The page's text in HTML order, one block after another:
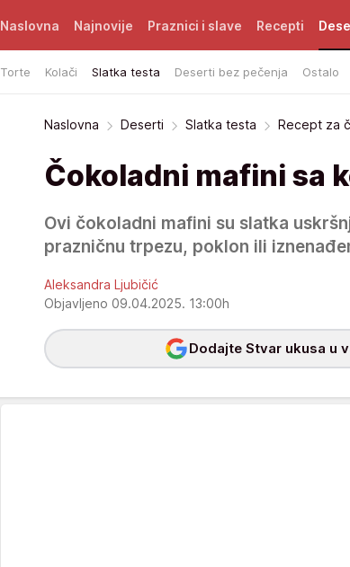
Naslovna Najnovije Praznici i slave Recepti
Torte Kolači Slatka testa Deserti bez pečenja Ostalo
Naslovna Deserti Slatka testa Recept za
Čokoladni mafini sa
Ovi čokoladni mafini su slatka
prazničnu trpezu, poklon ili
Aleksandra Ljubičić
Objavljeno 09.04.2025. 13:00h
Dodajte Stvar ukusa u